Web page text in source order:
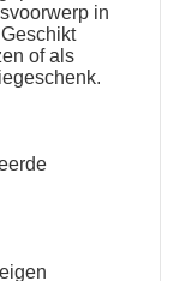
in
of als